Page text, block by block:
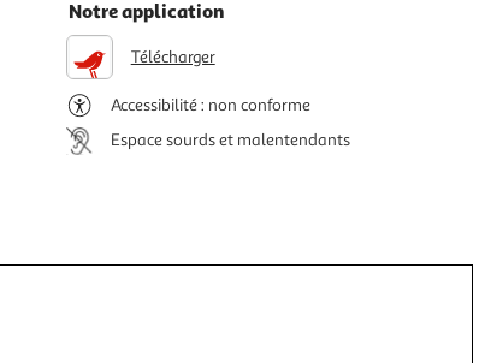
Notre application
Télécharger
Accessibilité : non conforme
Espace sourds et malentendants